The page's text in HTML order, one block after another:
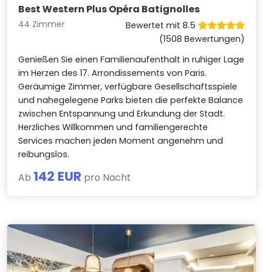
Best Western Plus Opéra Batignolles
44 Zimmer
Bewertet mit 8.5
(1508 Bewertungen)
Genießen Sie einen Familienaufenthalt in ruhiger Lage
im Herzen des 17. Arrondissements von Paris.
Geräumige Zimmer, verfügbare Gesellschaftsspiele
und nahegelegene Parks bieten die perfekte Balance
zwischen Entspannung und Erkundung der Stadt.
Herzliches Willkommen und familiengerechte
Services machen jeden Moment angenehm und
reibungslos.
Ab 142 EUR pro Nacht